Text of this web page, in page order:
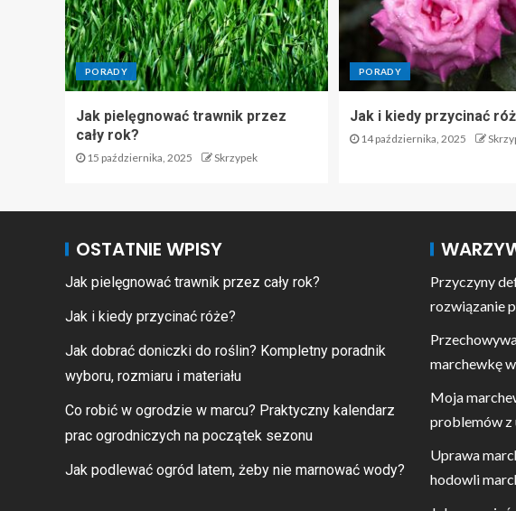
PORADY
Jak pielęgnować trawnik przez
cały rok?
15 października, 2025 Skrzypek
PORADY
Jak i kiedy przycinać
14 października, 2025
OSTATNIE WPISY
Jak pielęgnować trawnik przez cały rok?
Jak i kiedy przycinać róże?
Jak dobrać doniczki do roślin? Kompletny poradnik
wyboru, rozmiaru i materiału
Co robić w ogrodzie w marcu? Praktyczny kalendarz
prac ogrodniczych na początek sezonu
Jak podlewać ogród latem, żeby nie marnować wody?
Przyczyny
rozwiązanie
marchewkę
Moja
problemów z
Uprawa
hodowli